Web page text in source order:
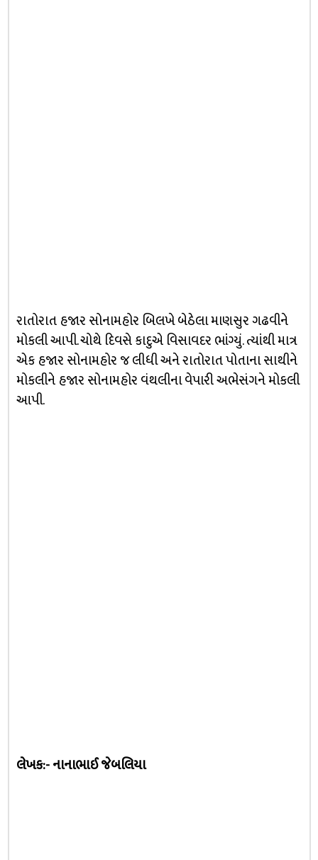
રાતોરાત હજાર સોનામહોર બિલખે બેઠેલા માણસુર ગઢવીને
મોકલી આપી. ચોથે દિવસે કાદુએ વિસાવદર ભાંગ્યું. ત્યાંથી માત્ર
એક હજાર સોનામહોર જ લીધી અને રાતોરાત પોતાના સાથીને
મોકલીને હજાર સોનામહોર વંથલીના વેપારી અભેસંગને મોકલી
આપી.
લેખક:- નાનાભાઈ જેબલિયા